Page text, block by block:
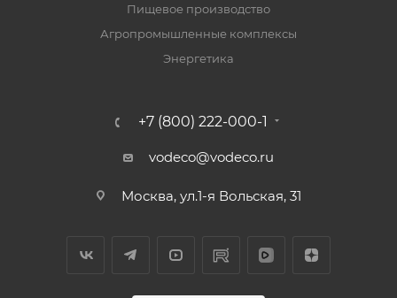
Пищевое производство
Агропромышленные комплексы
Энергетика
+7 (800) 222-000-1
vodeco@vodeco.ru
Москва, ул.1-я Вольская, 31